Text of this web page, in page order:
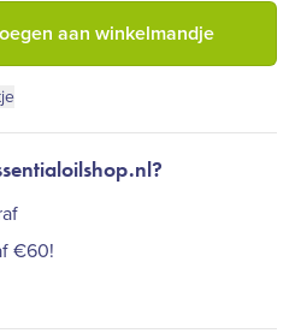
(5 ml) aantal
aan winkelmandje
€60!